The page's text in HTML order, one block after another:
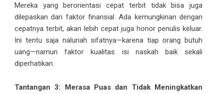
Mereka yang berorientasi cepat terbit tidak bisa juga
dilepaskan dari faktor finansial. Ada kemungkinan dengan
cepatnya terbit, akan lebih cepat juga honor penulis keluar.
Ini tentu saja naluriah sifatnya—karena tiap orang butuh
uang—namun faktor kualitas isi naskah baik sekali
diperhatikan.
Tantangan 3: Merasa Puas dan Tidak Meningkatkan